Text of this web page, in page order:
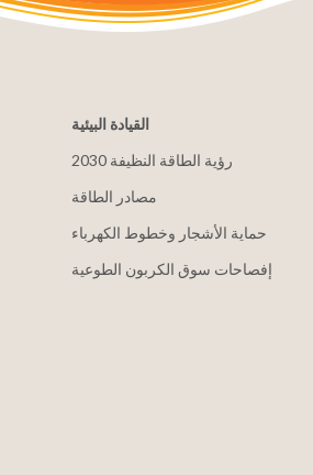
القيادة البيئية
2030 رؤية الطاقة النظيفة
مصادر الطاقة
حماية الأشجار وخطوط الكهرباء
إفصاحات سوق الكربون الطوعية